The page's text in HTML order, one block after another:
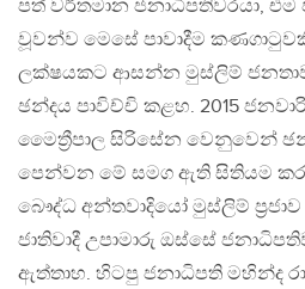
පත් වර්තමාන ජනාධිපතිවරයා, එම
වූවන්ව මෙසේ පාවාදීම
ලක්ෂයකට ආසන්න මුස්ලිම්
ඡන්දය පාවිච්චි කළහ. 2015
මෛත්‍රීපාල සිරිසේන වෙනුවෙන්
පෙන්වන මේ සමග ඇති සිතියම
බෞද්ධ අන්තවාදියෝ මුස්ලිම්
ජාතිවාදී උපාමාරු ඔස්සේ
ඇත්තාහ. හිටපු ජනාධිපති මහින්ද